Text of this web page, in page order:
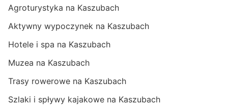
Agroturystyka na Kaszubach
Aktywny wypoczynek na Kaszubach
Hotele i spa na Kaszubach
Muzea na Kaszubach
Trasy rowerowe na Kaszubach
Szlaki i spływy kajakowe na Kaszubach